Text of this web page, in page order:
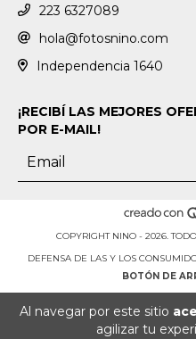
Al navegar por este sitio
agilizar tu
223 6327089
hola@fotosnino.com
Independencia 1640
¡RECIBÍ LAS MEJORES
POR E-MAIL!
COPYRIGHT NINO - 2026.
DEFENSA DE LAS Y LOS
BOTÓN DE